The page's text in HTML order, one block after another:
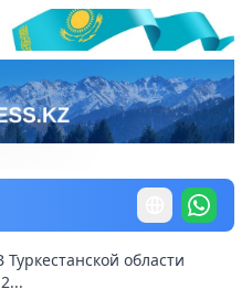
Туркестанской области